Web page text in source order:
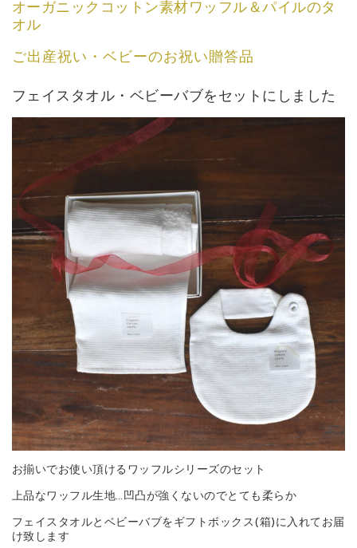
オーガニックコットン素材ワッフル＆パイルのタ
オル
ご出産祝い・ベビーのお祝い贈答品
フェイスタオル・ベビーバブをセットにしました
お揃いでお使い頂けるワッフルシリーズのセット
上品なワッフル生地…凹凸が強くないのでとても柔らか
フェイスタオルとベビーバブをギフトボックス(箱)に入れてお届
け致します